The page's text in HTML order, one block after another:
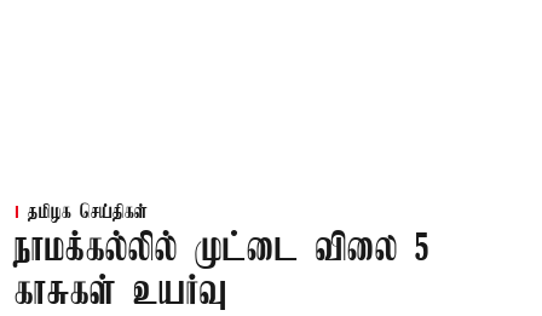
தமிழக செய்திகள்
நாமக்கல்லில் முட்டை விலை 5
காசுகள் உயர்வு